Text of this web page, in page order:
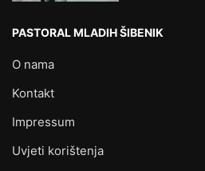
PASTORAL MLADIH ŠIBENIK
O nama
Kontakt
Impressum
Uvjeti korištenja